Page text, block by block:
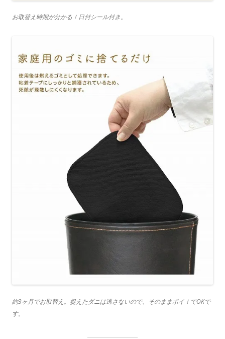
お取替え時期が分かる！日付シール付き。
約3ヶ月でお取替え。捉えたダニは逃さないので、そのままポイ！でOKで
す。